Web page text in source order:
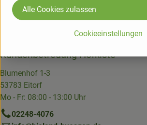
Rheinisch-Bergischer-Kreis, rund um Bonn,
sowie ins Oberbergische Land, den
und südliche Sauerland.
Kundenbetreuung Hofkiste
Blumenhof 1-3
53783 Eitorf
Mo - Fr: 08:00 - 13:00 Uhr
02248-4076
Cookieeinstellungen
Alle Cookies zulassen